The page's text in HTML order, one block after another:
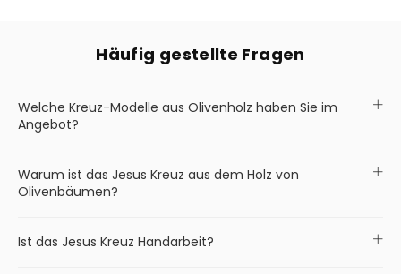
Häufig gestellte Fragen
Welche Kreuz-Modelle aus Olivenholz haben Sie im
Angebot?
Warum ist das Jesus Kreuz aus dem Holz von
Olivenbäumen?
Ist das Jesus Kreuz Handarbeit?